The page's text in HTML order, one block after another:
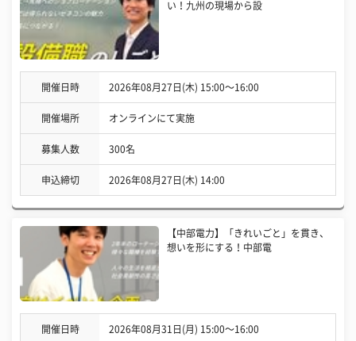
い！九州の現場から設
開催日時 2026年08月27日(木) 15:00〜16:00
開催場所 オンラインにて実施
募集人数 300名
申込締切 2026年08月27日(木) 14:00
【中部電力】「きれいごと」を貫き、
想いを形にする！中部電
開催日時 2026年08月31日(月) 15:00〜16:00